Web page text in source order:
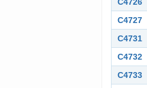
C4727
C4731
C4732
C4733